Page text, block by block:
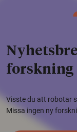
forskning
Visste du att robotar
Missa ingen ny